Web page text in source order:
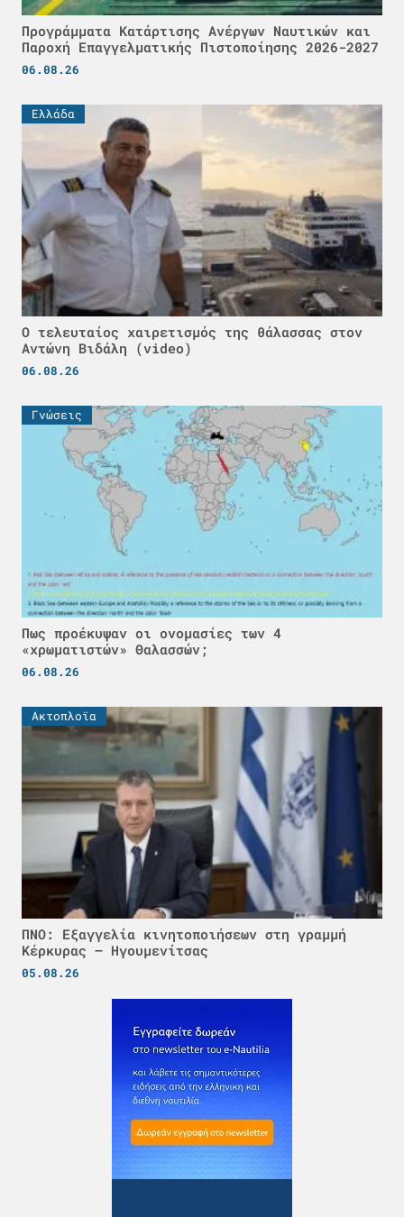
Προγράμματα Κατάρτισης Ανέργων Ναυτικών και
Παροχή Επαγγελματικής Πιστοποίησης 2026-2027
06.08.26
Ελλάδα
Ο τελευταίος χαιρετισμός της θάλασσας στον
Αντώνη Βιδάλη (video)
06.08.26
Γνώσεις
Πως προέκυψαν οι ονομασίες των 4
«χρωματιστών» Θαλασσών;
06.08.26
Ακτοπλοϊα
ΠΝΟ: Εξαγγελία κινητοποιήσεων στη γραμμή
Κέρκυρας – Ηγουμενίτσας
05.08.26